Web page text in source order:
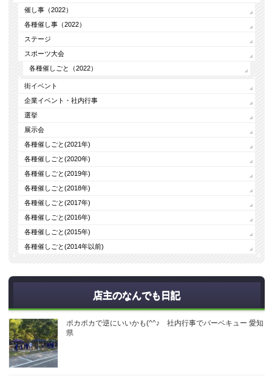
催し事（2022）
各種催し事（2022）
ステージ
スポーツ大会
各種催しごと（2022）
街イベント
企業イベント・社内行事
選挙
展示会
各種催しごと(2021年)
各種催しごと(2020年)
各種催しごと(2019年)
各種催しごと(2018年)
各種催しごと(2017年)
各種催しごと(2016年)
各種催しごと(2015年)
各種催しごと(2014年以前)
店主のなんでも日記
ポカポカで逆にいいかも(^^♪ 社内行事でバーベキュー 愛知
県